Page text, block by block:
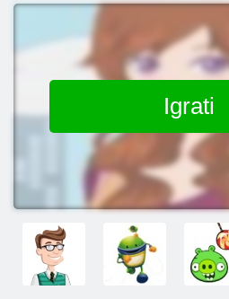
Igrati